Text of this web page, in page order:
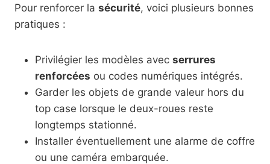
Pour renforcer la sécurité, voici plusieurs bonnes
pratiques :
Privilégier les modèles avec serrures
renforcées ou codes numériques intégrés.
Garder les objets de grande valeur hors du
top case lorsque le deux-roues reste
longtemps stationné.
Installer éventuellement une alarme de coffre
ou une caméra embarquée.